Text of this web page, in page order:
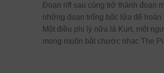
Đoạn riff sau cùng trở thành đoạn
những đoạn trống bốc lửa để
Một điều phi lý nữa là Kurt, một
mong muốn bắt chước nhạc The